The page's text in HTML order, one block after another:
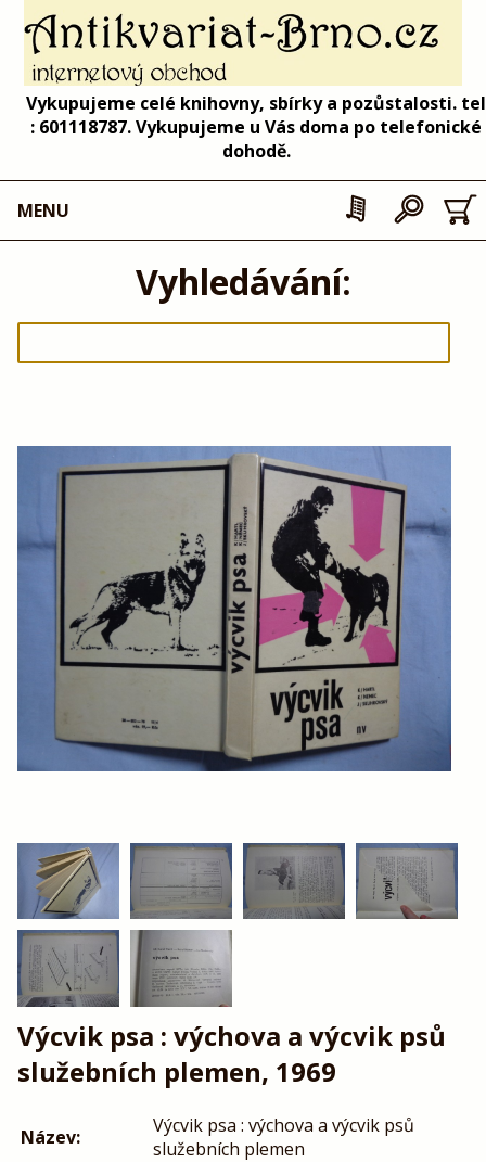
Vykupujeme celé knihovny, sbírky a pozůstalosti. tel
: 601118787. Vykupujeme u Vás doma po telefonické
dohodě.
MENU
Vyhledávání:
Výcvik psa : výchova a výcvik psů
služebních plemen, 1969
Název:
Výcvik psa : výchova a výcvik psů
služebních plemen